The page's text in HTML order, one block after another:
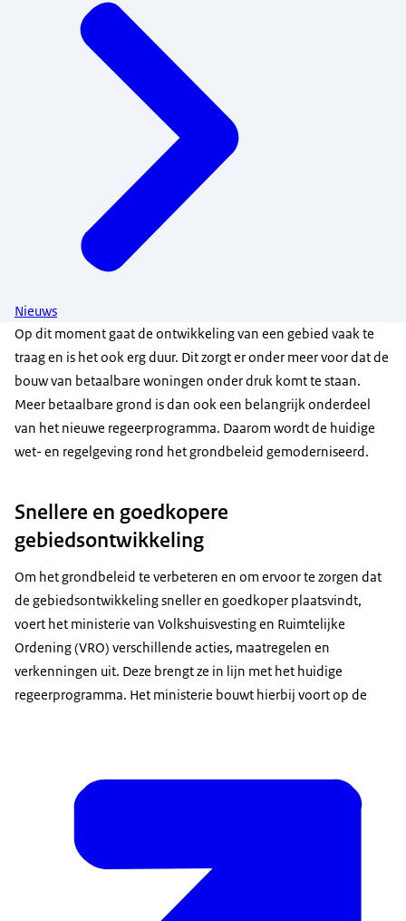
Nieuws
Op dit moment gaat de ontwikkeling van een gebied vaak te
traag en is het ook erg duur. Dit zorgt er onder meer voor dat de
bouw van betaalbare woningen onder druk komt te staan.
Meer betaalbare grond is dan ook een belangrijk onderdeel
van het nieuwe regeerprogramma. Daarom wordt de huidige
wet- en regelgeving rond het grondbeleid gemoderniseerd.
Snellere en goedkopere
gebiedsontwikkeling
Om het grondbeleid te verbeteren en om ervoor te zorgen dat
de gebiedsontwikkeling sneller en goedkoper plaatsvindt,
voert het ministerie van Volkshuisvesting en Ruimtelijke
Ordening (VRO) verschillende acties, maatregelen en
verkenningen uit. Deze brengt ze in lijn met het huidige
regeerprogramma. Het ministerie bouwt hierbij voort op de